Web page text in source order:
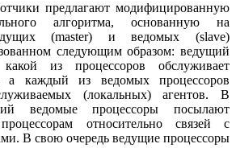
предлагают модифицированную
алгоритма, основанную на
(master) и ведомых (slave)
следующим образом: ведущий
какой из процессоров обслуживает
а каждый из ведомых процессоров
(локальных) агентов. В
ведомые процессоры посылают
относительно связей с
В свою очередь ведущие процессоры